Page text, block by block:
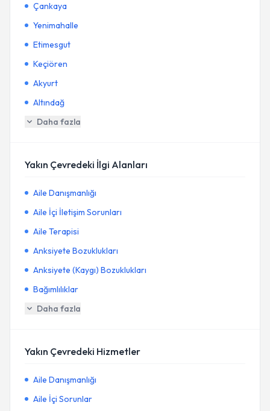
Çankaya
Yenimahalle
Etimesgut
Keçiören
Akyurt
Altındağ
Daha fazla
Yakın Çevredeki İlgi Alanları
Aile Danışmanlığı
Aile İçi İletişim Sorunları
Aile Terapisi
Anksiyete Bozuklukları
Anksiyete (Kaygı) Bozuklukları
Bağımlılıklar
Daha fazla
Yakın Çevredeki Hizmetler
Aile Danışmanlığı
Aile İçi Sorunlar